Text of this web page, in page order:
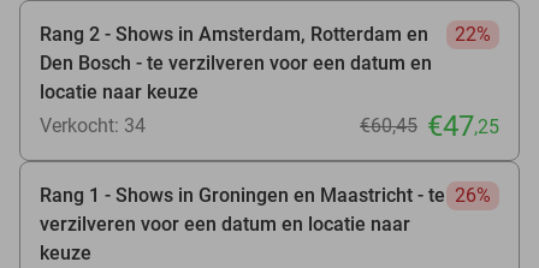
Rang 2 - Shows in Amsterdam, Rotterdam en
Den Bosch - te verzilveren voor een datum en
locatie naar keuze
22%
Verkocht: 34 €60,45 €47,25
Rang 1 - Shows in Groningen en Maastricht - te
verzilveren voor een datum en locatie naar
keuze
26%